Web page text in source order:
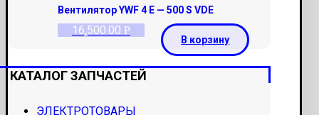
Вентилятор YWF 4 E — 500 S VDE
16,500.00 Р
В корзину
КАТАЛОГ ЗАПЧАСТЕЙ
ЭЛЕКТРОТОВАРЫ